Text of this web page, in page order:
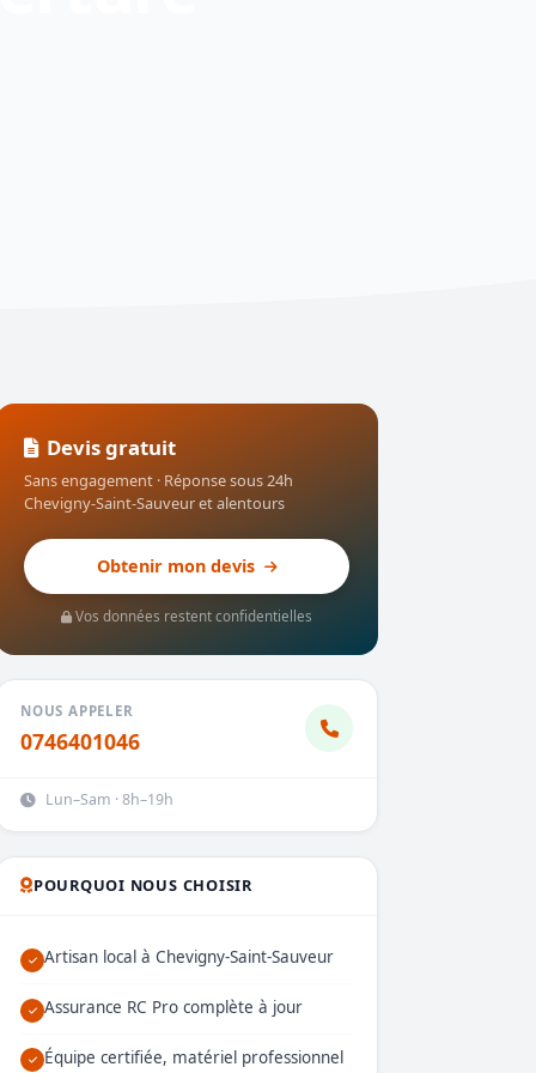
Devis gratuit
Sans engagement · Réponse sous 24h
Chevigny-Saint-Sauveur et alentours
Obtenir mon devis
Vos données restent confidentielles
NOUS APPELER
0746401046
Lun–Sam · 8h–19h
POURQUOI NOUS CHOISIR
Artisan local à Chevigny-Saint-Sauveur
Assurance RC Pro complète à jour
Équipe certifiée, matériel professionnel